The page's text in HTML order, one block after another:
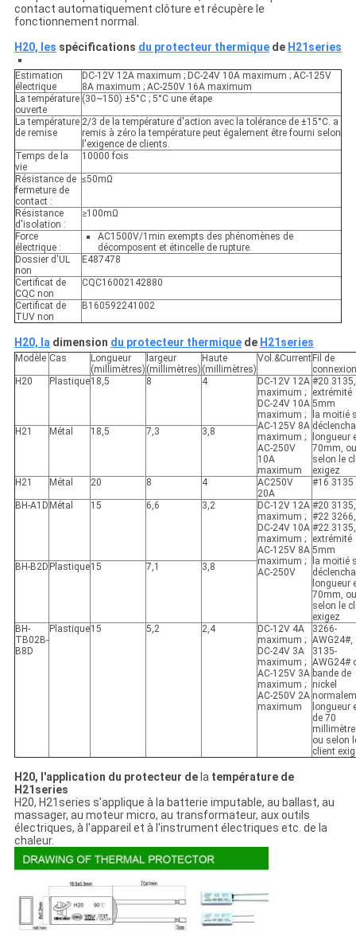
contact automatiquement clôture et récupère le
fonctionnement normal.
H20, les spécifications du protecteur thermiquede H21series
Estimation
électrique
DC-12V 12A maximum ; DC-24V 10A maximum ; AC-125V
8A maximum ; AC-250V 16A maximum
La température
ouverte
(30~150) ±5°C ; 5°C une étape
La température
de remise
2/3 de la température d'action avec la tolérance de ±15°C. a
remis à zéro la température peut également être fourni selon
l'exigence de clients.
Temps de la
vie
10000 fois
Résistance de
fermeture de
contact :
≤50mΩ
Résistance
d'isolation :
≥100mΩ
Force
électrique :
AC1500V/1min exempts des phénomènes de
décomposent et étincelle de rupture.
Dossier d'UL
non
E487478
Certificat de
CQC non
CQC16002142880
Certificat de
TUV non
B160592241002
H20, ladimension du protecteur thermiquede H21series
Modèle Cas
Longueur
(millimètres)
largeur
(millimètres)
Haute
(millimètres)
Vol.&Current Fil de
connexion
H20
Plastique18,5 8 4
DC-12V 12A
maximum ;
DC-24V 10A
maximum ;
AC-125V 8A
maximum ;
AC-250V
10A
maximum
#20 3135,
extrémité
5mm
la moitié
longueur
70mm, ou
selon le
exigez
H21 Métal 18,5 7,3 3,8
H21 Métal 20 8 4
AC250V
20A
#16 3135
BH-A1D Métal 15 6,6 3,2
DC-12V 12A
maximum ;
DC-24V 10A
maximum ;
AC-125V 8A
maximum ;
AC-250V
#20 3135,
#22 3266,
#22 3135,
extrémité
5mm
la moitié
longueur
70mm, ou
selon le
exigez
BH-B2D Plastique15 7,1 3,8
BH-
TB02B-
B8D
Plastique15 5,2 2,4
DC-12V 4A
maximum ;
DC-24V 3A
maximum ;
AC-125V 3A
maximum ;
AC-250V 2A
maximum
3266-
AWG24#,
3135-
AWG24#
bande de
nickel
longueur
de 70
ou selon
client
H20, l'application du protecteur dela température de
H21series
H20, H21series s'applique à la batterie imputable, au ballast, au
massager, au moteur micro, au transformateur, aux outils
électriques, à l'appareil et à l'instrument électriques etc. de la
chaleur.